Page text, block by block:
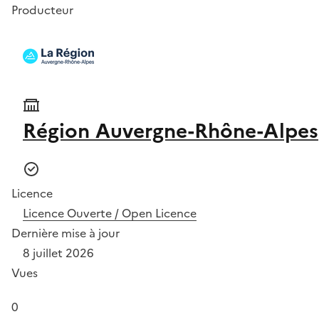
Producteur
Région Auvergne-Rhône-Alpes
Licence
Licence Ouverte / Open Licence
Dernière mise à jour
8 juillet 2026
Vues
0